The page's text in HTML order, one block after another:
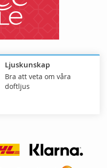
Ljuskunskap
Bra att veta om våra
doftljus